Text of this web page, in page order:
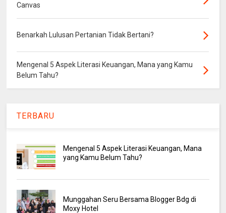
Canvas
Benarkah Lulusan Pertanian Tidak Bertani?
Mengenal 5 Aspek Literasi Keuangan, Mana yang Kamu
Belum Tahu?
TERBARU
Mengenal 5 Aspek Literasi Keuangan, Mana
yang Kamu Belum Tahu?
Munggahan Seru Bersama Blogger Bdg di
Moxy Hotel